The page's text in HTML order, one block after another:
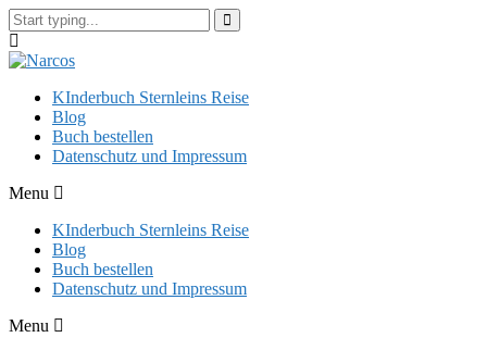
KInderbuch Sternleins Reise
Blog
Buch bestellen
Datenschutz und Impressum
Menu
KInderbuch Sternleins Reise
Blog
Buch bestellen
Datenschutz und Impressum
Menu